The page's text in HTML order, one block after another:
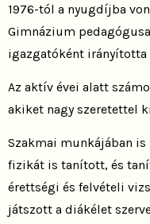
1976-tól a nyugdíjba
Gimnázium
igazgatóként
Az aktív évei alatt
akiket nagy szeretettel
Szakmai munkájában
fizikát is tanított, és
érettségi és felvételi
játszott a diákélet